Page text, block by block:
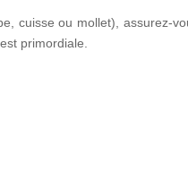
cuisse ou mollet), assurez-
primordiale.